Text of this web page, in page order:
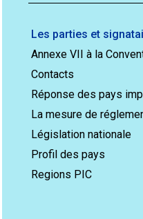
Les parties et
Annexe VII à la
Contacts
Réponse des pays
La mesure de
Législation nationale
Profil des pays
Regions PIC